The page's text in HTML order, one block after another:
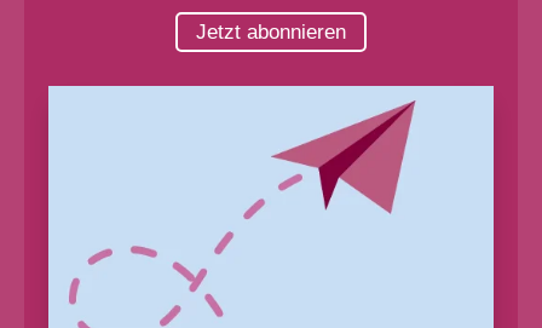
Jetzt abonnieren